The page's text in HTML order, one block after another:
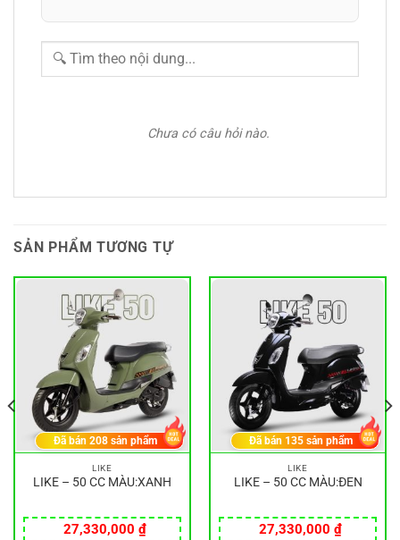
Chưa có câu hỏi nào.
SẢN PHẨM TƯƠNG TỰ
LIKE
LIKE – 50 CC MÀU:XANH
27,330,000 ₫
Đã bán208 sản phẩm
LIKE
LIKE – 50 CC MÀU:ĐEN
27,330,000 ₫
Đã bán 135 sản phẩm